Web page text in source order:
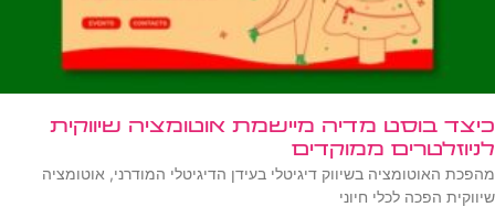
כיצד בוסט מדיה מיישמת אוטומציה שיווקית
לניוזלטרים ממוקדים
מהפכת האוטומציה בשיווק דיגיטלי בעידן הדיגיטלי המודרני, אוטומציה
שיווקית הפכה לכלי חיוני